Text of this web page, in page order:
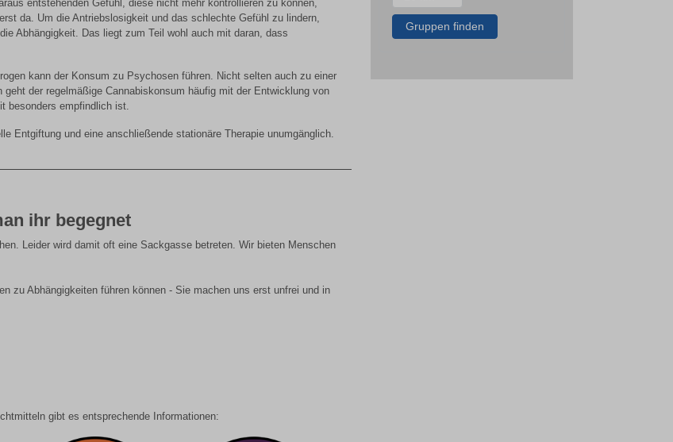
entstehenden Gefühl, diese nicht mehr kontrollieren zu können,
da. Um die Antriebslosigkeit und das schlechte Gefühl zu lindern,
Abhängigkeit. Das liegt zum Teil wohl auch mit daran, dass
kann der Konsum zu Psychosen führen. Nicht selten auch zu einer
der regelmäßige Cannabiskonsum häufig mit der Entwicklung von
besonders empfindlich ist.
Entgiftung und eine anschließende stationäre Therapie unumgänglich.
ihr begegnet
Leider wird damit oft eine Sackgasse betreten. Wir bieten Menschen
zu Abhängigkeiten führen können - Sie machen uns erst unfrei und in
gibt es entsprechende Informationen: